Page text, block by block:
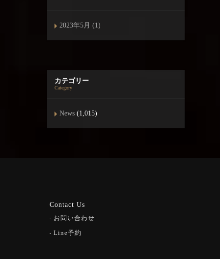
2023年5月 (1)
カテゴリー
Category
News (1,015)
Contact Us
お問い合わせ
Line予約